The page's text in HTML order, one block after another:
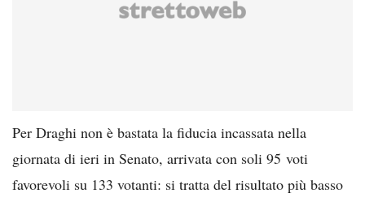
Per Draghi non è bastata la fiducia incassata nella
giornata di ieri in Senato, arrivata con soli 95 voti
favorevoli su 133 votanti: si tratta del risultato più basso